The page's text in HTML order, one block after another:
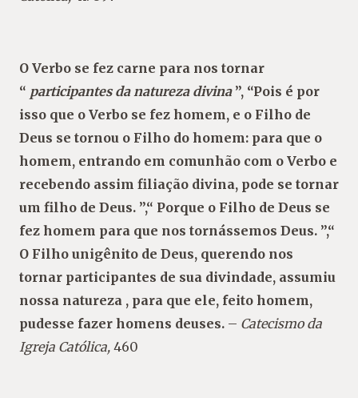
O Verbo se fez carne para nos tornar
“ participantes da natureza divina”, “Pois é por
isso que o Verbo se fez homem, e o Filho de
Deus se tornou o Filho do homem: para que o
homem, entrando em comunhão com o Verbo e
recebendo assim filiação divina, pode se tornar
um filho de Deus. ”,“ Porque o Filho de Deus se
fez homem para que nos tornássemos Deus. ”,“
O Filho unigênito de Deus, querendo nos
tornar participantes de sua divindade, assumiu
nossa natureza , para que ele, feito homem,
pudesse fazer homens deuses. – Catecismo da
Igreja Católica, 460